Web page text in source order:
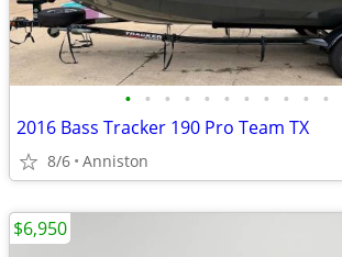
• • • • • • • • • • •
2016 Bass Tracker 190 Pro Team TX
8/6 Anniston
$6,950